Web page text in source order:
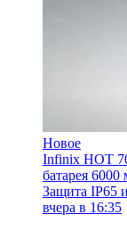
Новое
Infinix HOT
батарея
Защита IP65
вчера в 16:35